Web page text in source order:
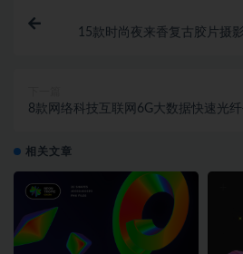
15款时尚夜来香复古胶片摄
8款网络科技互联网6G大数据快速光纤
相关文章